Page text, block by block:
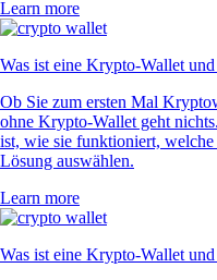
Learn more
Was ist eine Krypto-Wallet
Ob Sie zum ersten Mal
ohne Krypto-Wallet geht
ist, wie sie funktioniert,
Lösung auswählen.
Learn more
Was ist eine Krypto-Wallet